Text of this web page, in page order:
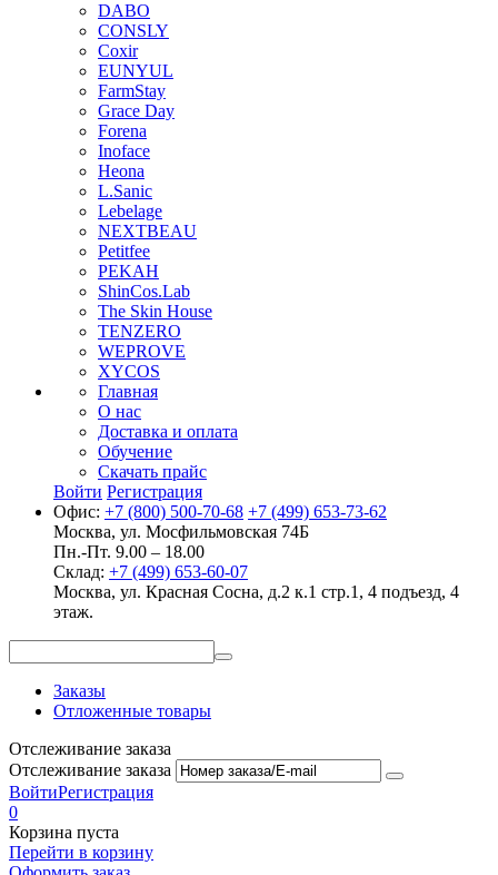
DABO
CONSLY
Coxir
EUNYUL
FarmStay
Grace Day
Forena
Inoface
Heona
L.Sanic
Lebelage
NEXTBEAU
Petitfee
PEKAH
ShinCos.Lab
The Skin House
TENZERO
WEPROVE
XYCOS
Главная
О нас
Доставка и оплата
Обучение
Скачать прайс
Войти Регистрация
Офис: +7 (800) 500-70-68 +7 (499) 653-73-62
Москва, ул. Мосфильмовская 74Б
Пн.-Пт. 9.00 – 18.00
Склад: +7 (499) 653-60-07
Москва, ул. Красная Сосна, д.2 к.1 стр.1, 4 подъезд, 4
этаж.
Заказы
Отложенные товары
Отслеживание заказа
Отслеживание заказа
ВойтиРегистрация
0
Корзина пуста
Перейти в корзину